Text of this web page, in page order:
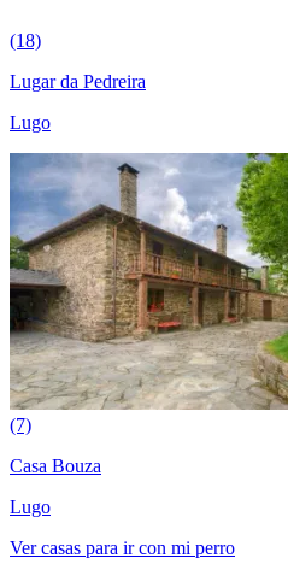
(18)
Lugar da Pedreira
Lugo
(7)
Casa Bouza
Lugo
Ver casas para ir con mi perro